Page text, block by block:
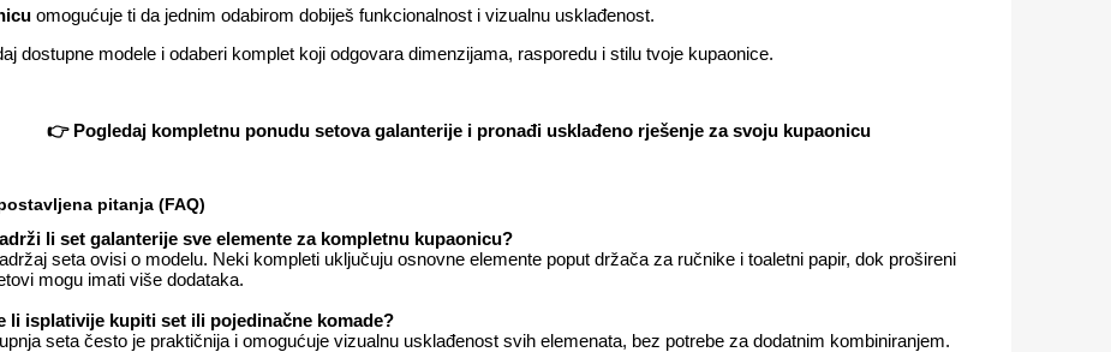
omogućuje ti da jednim odabirom dobiješ funkcionalnost i vizualnu usklađenost.
dostupne modele i odaberi komplet koji odgovara dimenzijama, rasporedu i stilu tvoje kupaonice.
👉 Pogledaj kompletnu ponudu setova galanterije i pronađi usklađeno rješenje za svoju kupaonicu
pitanja (FAQ)
li set galanterije sve elemente za kompletnu kupaonicu?
seta ovisi o modelu. Neki kompleti uključuju osnovne elemente poput držača za ručnike i toaletni papir, dok prošireni
mogu imati više dodataka.
li isplativije kupiti set ili pojedinačne komade?
seta često je praktičnija i omogućuje vizualnu usklađenost svih elemenata, bez potrebe za dodatnim kombiniranjem.